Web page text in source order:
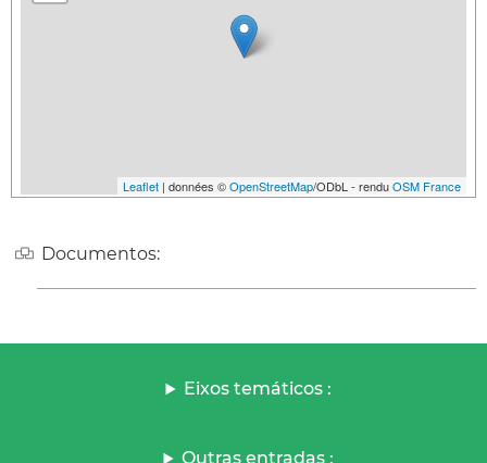
Leaflet | données ©OpenStreetMap/ODbL - renduOSM France
Documentos:
Eixos temáticos :
Outras entradas :